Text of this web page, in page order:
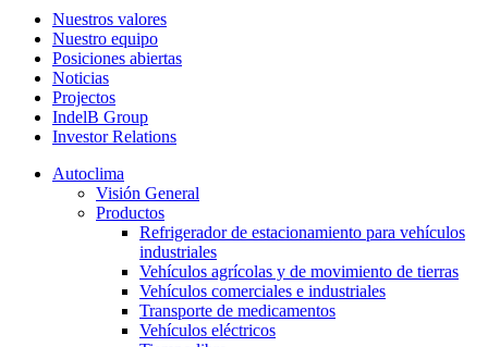
Nuestros valores
Nuestro equipo
Posiciones abiertas
Noticias
Projectos
IndelB Group
Investor Relations
Autoclima
Visión General
Productos
Refrigerador de estacionamiento para vehículos
industriales
Vehículos agrícolas y de movimiento de tierras
Vehículos comerciales e industriales
Transporte de medicamentos
Vehículos eléctricos